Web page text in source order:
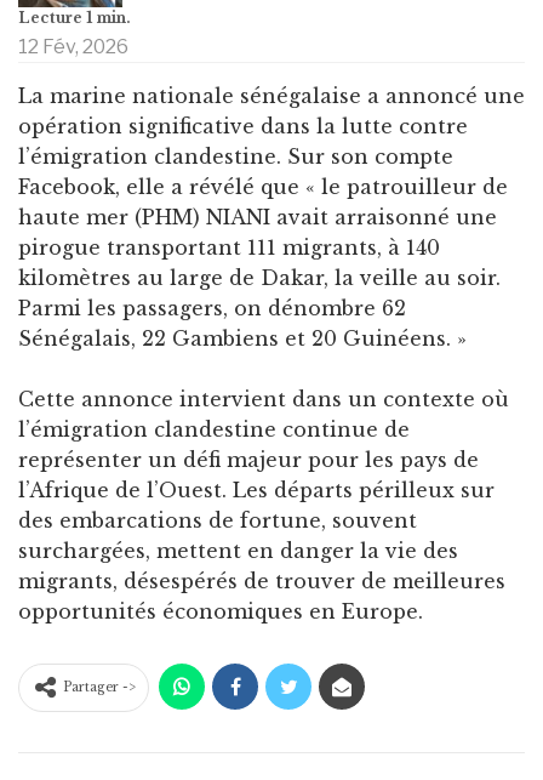
12 Fév, 2026
La marine nationale sénégalaise a annoncé une
opération significative dans la lutte contre
l’émigration clandestine. Sur son compte
Facebook, elle a révélé que « le patrouilleur de
haute mer (PHM) NIANI avait arraisonné une
pirogue transportant 111 migrants, à 140
kilomètres au large de Dakar, la veille au soir.
Parmi les passagers, on dénombre 62
Sénégalais, 22 Gambiens et 20 Guinéens. »
Cette annonce intervient dans un contexte où
l’émigration clandestine continue de
représenter un défi majeur pour les pays de
l’Afrique de l’Ouest. Les départs périlleux sur
des embarcations de fortune, souvent
surchargées, mettent en danger la vie des
migrants, désespérés de trouver de meilleures
opportunités économiques en Europe.
Partager ->